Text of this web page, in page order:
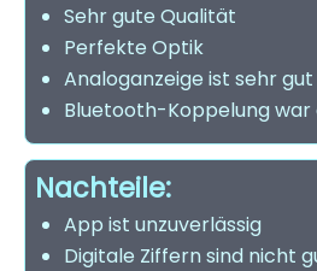
Sehr gute Qualität
Perfekte Optik
Analoganzeige ist sehr gut
Bluetooth-Koppelung
Nachteile:
App ist unzuverlässig
Digitale Ziffern sind nicht